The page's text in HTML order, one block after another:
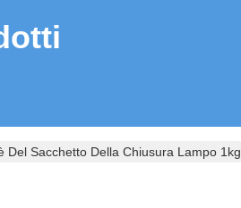
Del Sacchetto Della Chiusura Lampo 1kg